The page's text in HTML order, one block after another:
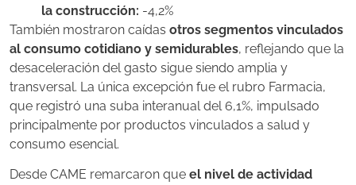
la construcción: -4,2%
También mostraron caídas otros segmentos vinculados
al consumo cotidiano y semidurables, reflejando que la
desaceleración del gasto sigue siendo amplia y
transversal. La única excepción fue el rubro Farmacia,
que registró una suba interanual del 6,1%, impulsado
principalmente por productos vinculados a salud y
consumo esencial.
Desde CAME remarcaron que el nivel de actividad